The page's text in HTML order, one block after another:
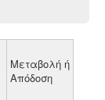
Μεταβολή ή
Απόδοση